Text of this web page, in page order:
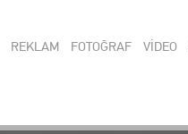
REKLAM FOTOĞRAF VİDEO